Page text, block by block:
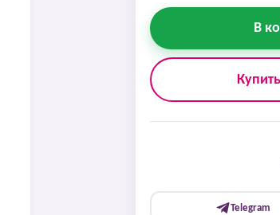
В
Telegram